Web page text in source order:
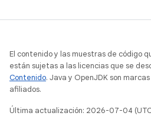
El contenido y las muestras de código
están sujetas a las licencias que se
Contenido. Java y OpenJDK son
afiliados.
Última actualización: 2026-07-04